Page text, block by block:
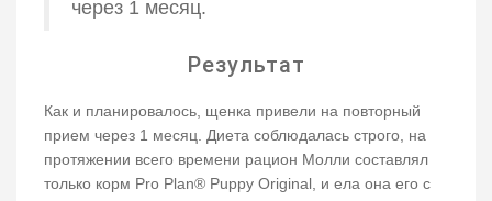
через 1 месяц.
Результат
Как и планировалось, щенка привели на повторный
прием через 1 месяц. Диета соблюдалась строго, на
протяжении всего времени рацион Молли составлял
только корм Pro Plan® Puppy Original, и ела она его с